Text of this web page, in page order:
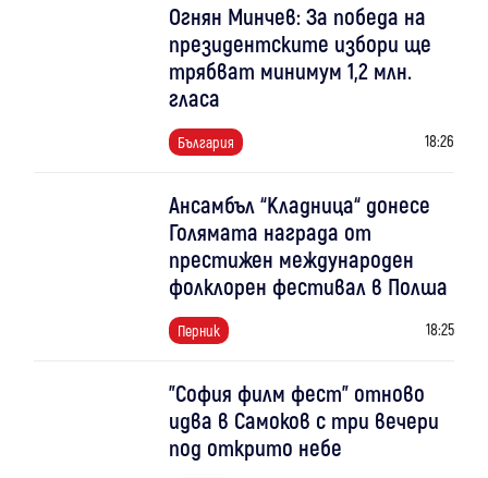
Огнян Минчев: За победа на
президентските избори ще
трябват минимум 1,2 млн.
гласа
България 18:26
Ансамбъл “Кладница“ донесе
Голямата награда от
престижен международен
фолклорен фестивал в Полша
Перник 18:25
"София филм фест" отново
идва в Самоков с три вечери
под открито небе